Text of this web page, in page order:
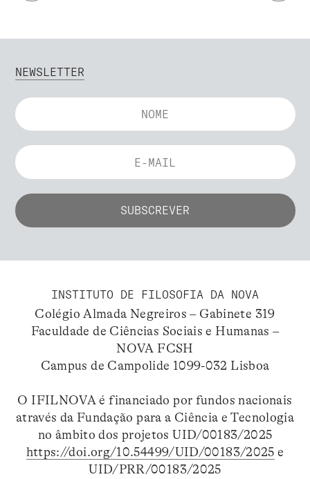
NEWSLETTER
INSTITUTO DE FILOSOFIA DA NOVA
Colégio Almada Negreiros – Gabinete 319
Faculdade de Ciências Sociais e Humanas –
NOVA FCSH
Campus de Campolide 1099-032 Lisboa
O IFILNOVA é financiado por fundos nacionais
através da Fundação para a Ciência e Tecnologia
no âmbito dos projetos UID/00183/2025
https://doi.org/10.54499/UID/00183/2025 e
UID/PRR/00183/2025